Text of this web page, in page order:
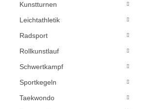
Kunstturnen
Leichtathletik
Radsport
Rollkunstlauf
Schwertkampf
Sportkegeln
Taekwondo